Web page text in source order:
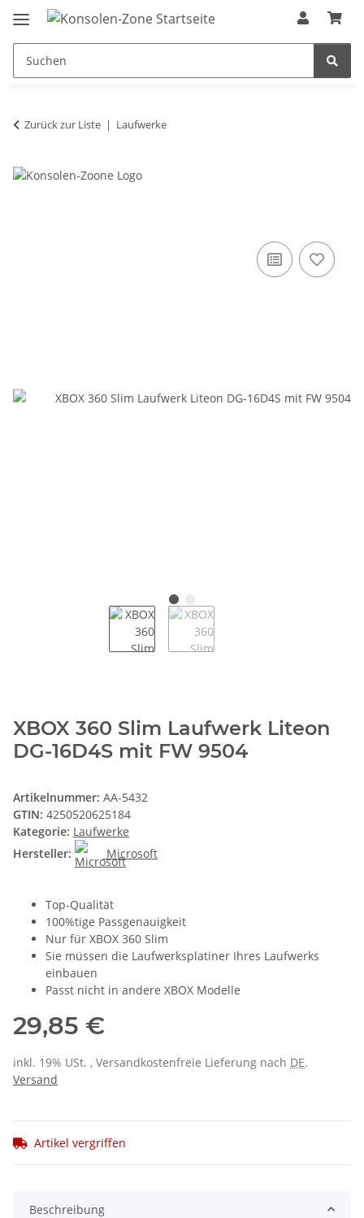
Zurück zur Liste Laufwerke
XBOX 360 Slim Laufwerk Liteon
DG-16D4S mit FW 9504
Artikelnummer: AA-5432
GTIN: 4250520625184
Kategorie: Laufwerke
Hersteller:
Microsoft
Top-Qualität
100%tige Passgenauigkeit
Nur für XBOX 360 Slim
Sie müssen die Laufwerksplatiner Ihres Laufwerks
einbauen
Passt nicht in andere XBOX Modelle
29,85 €
inkl. 19% USt. , Versandkostenfreie Lieferung nach DE.
Versand
Artikel vergriffen
Beschreibung